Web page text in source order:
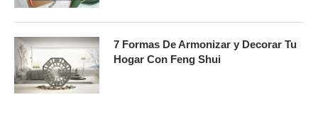
7 Formas De Armonizar y Decorar Tu
Hogar Con Feng Shui